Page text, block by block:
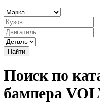
Найти
Поиск по
бампера